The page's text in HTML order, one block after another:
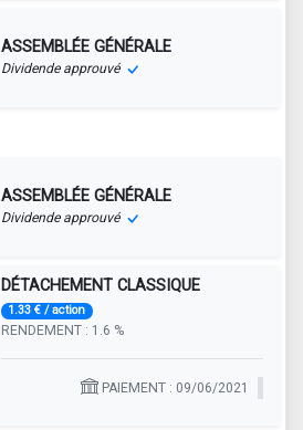
ASSEMBLÉE GÉNÉRALE
Dividende approuvé
ASSEMBLÉE GÉNÉRALE
Dividende approuvé
DÉTACHEMENT CLASSIQUE
1.33 € / action
RENDEMENT : 1.6 %
PAIEMENT : 09/06/2021